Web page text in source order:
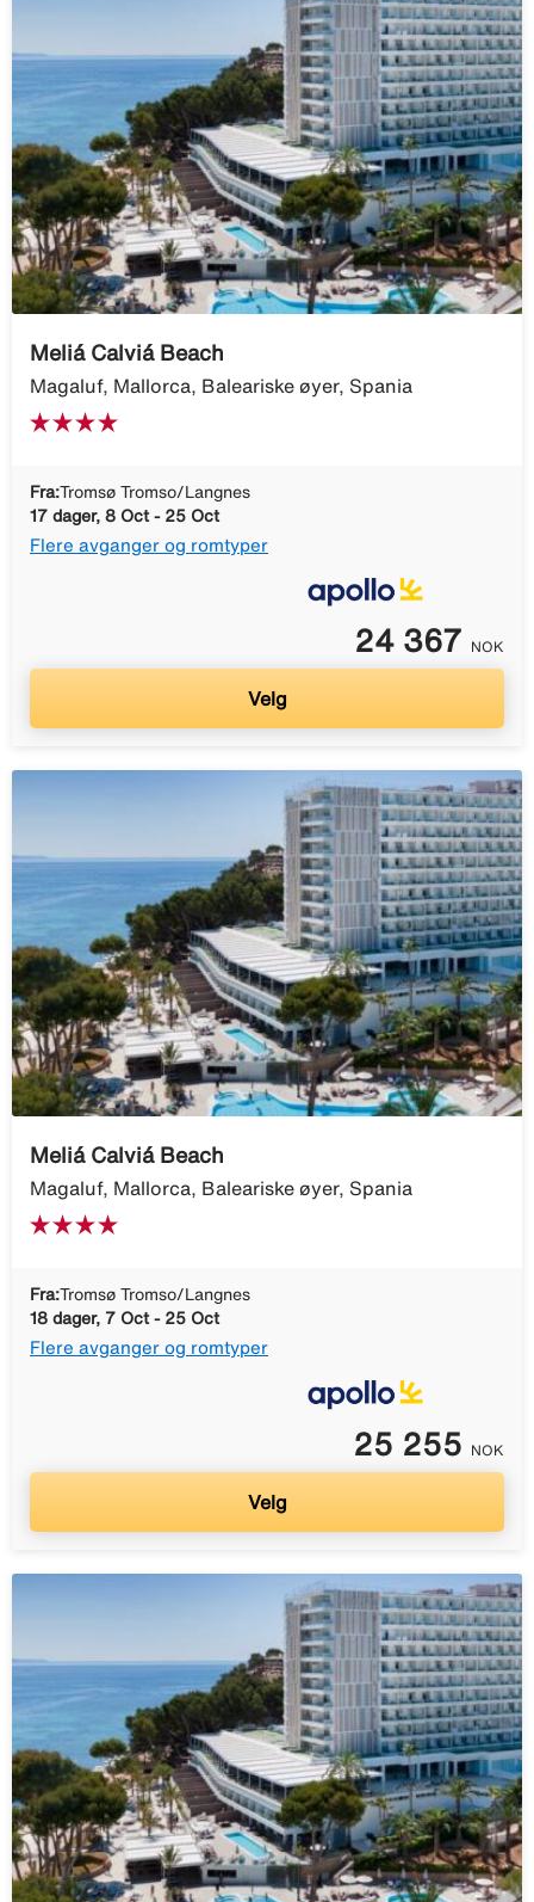
Meliá Calviá Beach
Magaluf, Mallorca, Baleariske øyer, Spania
Fra:Tromsø Tromso/Langnes
17 dager, 8 Oct - 25 Oct
Flere avganger og romtyper
24 367 NOK
Velg
Meliá Calviá Beach
Magaluf, Mallorca, Baleariske øyer, Spania
Fra:Tromsø Tromso/Langnes
18 dager, 7 Oct - 25 Oct
Flere avganger og romtyper
25 255 NOK
Velg